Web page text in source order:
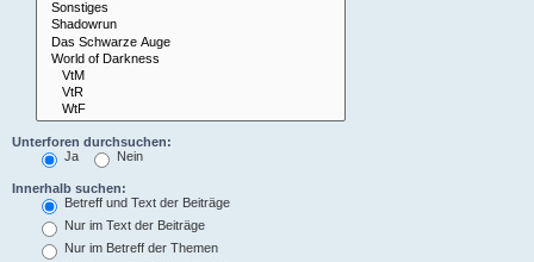
Unterforen durchsuchen:
Ja
Nein
Innerhalb suchen:
Betreff und Text der Beiträge
Nur im Text der Beiträge
Nur im Betreff der Themen